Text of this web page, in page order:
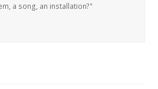
a song, an installation?"